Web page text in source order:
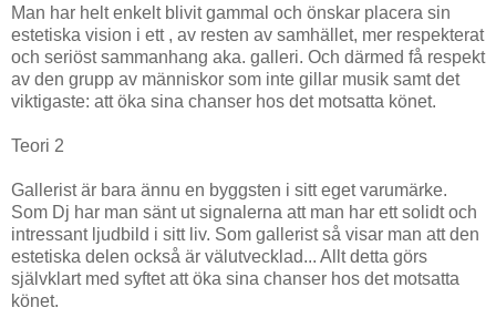
Man har helt enkelt blivit gammal och önskar placera sin
estetiska vision i ett , av resten av samhället, mer respekterat
och seriöst sammanhang aka. galleri. Och därmed få respekt
av den grupp av människor som inte gillar musik samt det
viktigaste: att öka sina chanser hos det motsatta könet.
Teori 2
Gallerist är bara ännu en byggsten i sitt eget varumärke.
Som Dj har man sänt ut signalerna att man har ett solidt och
intressant ljudbild i sitt liv. Som gallerist så visar man att den
estetiska delen också är välutvecklad... Allt detta görs
självklart med syftet att öka sina chanser hos det motsatta
könet.